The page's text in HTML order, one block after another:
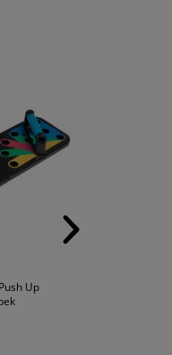
Up